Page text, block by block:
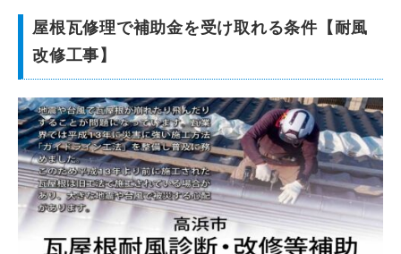
屋根瓦修理で補助金を受け取れる条件【耐風
改修工事】